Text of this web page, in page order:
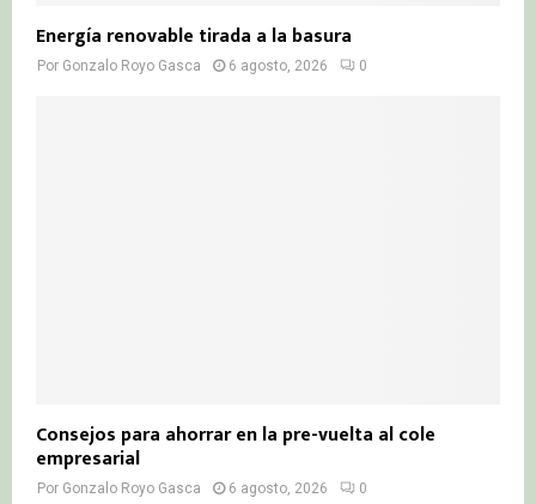
Energía renovable tirada a la basura
Por Gonzalo Royo Gasca 6 agosto, 2026 0
Consejos para ahorrar en la pre-vuelta al cole
empresarial
Por Gonzalo Royo Gasca 6 agosto, 2026 0